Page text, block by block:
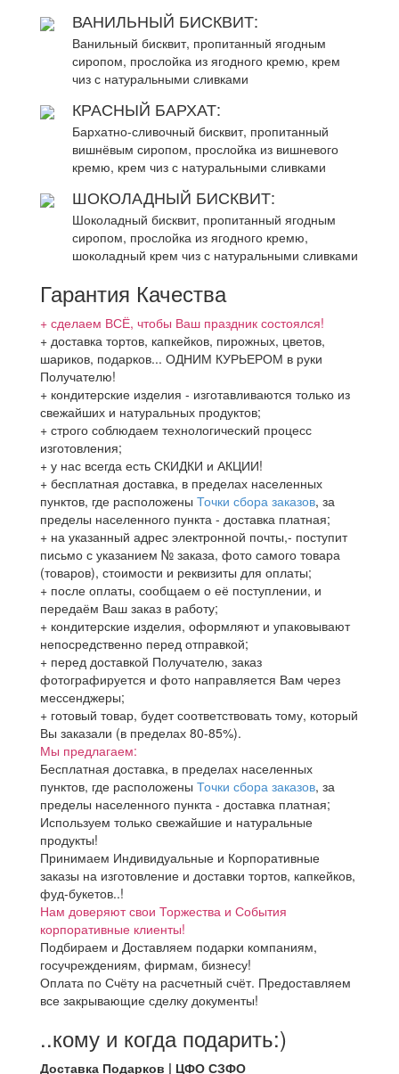
ВАНИЛЬНЫЙ БИСКВИТ:
Ванильный бисквит, пропитанный ягодным
сиропом, прослойка из ягодного кремю, крем
чиз с натуральными сливками
КРАСНЫЙ БАРХАТ:
Бархатно-сливочный бисквит, пропитанный
вишнёвым сиропом, прослойка из вишневого
кремю, крем чиз с натуральными сливками
ШОКОЛАДНЫЙ БИСКВИТ:
Шоколадный бисквит, пропитанный ягодным
сиропом, прослойка из ягодного кремю,
шоколадный крем чиз с натуральными сливками
Гарантия Качества
+ сделаем ВСЁ, чтобы Ваш праздник состоялся!
+ доставка тортов, капкейков, пирожных, цветов,
шариков, подарков... ОДНИМ КУРЬЕРОМ в руки
Получателю!
+ кондитерские изделия - изготавливаются только из
свежайших и натуральных продуктов;
+ строго соблюдаем технологический процесс
изготовления;
+ у нас всегда есть СКИДКИ и АКЦИИ!
+ бесплатная доставка, в пределах населенных
пунктов, где расположены Точки сбора заказов, за
пределы населенного пункта - доставка платная;
+ на указанный адрес электронной почты,- поступит
письмо с указанием № заказа, фото самого товара
(товаров), стоимости и реквизиты для оплаты;
+ после оплаты, сообщаем о её поступлении, и
передаём Ваш заказ в работу;
+ кондитерские изделия, оформляют и упаковывают
непосредственно перед отправкой;
+ перед доставкой Получателю, заказ
фотографируется и фото направляется Вам через
мессенджеры;
+ готовый товар, будет соответствовать тому, который
Вы заказали (в пределах 80-85%).
Мы предлагаем:
Бесплатная доставка, в пределах населенных
пунктов, где расположены Точки сбора заказов, за
пределы населенного пункта - доставка платная;
Используем только свежайшие и натуральные
продукты!
Принимаем Индивидуальные и Корпоративные
заказы на изготовление и доставки тортов, капкейков,
фуд-букетов..!
Нам доверяют свои Торжества и События
корпоративные клиенты!
Подбираем и Доставляем подарки компаниям,
госучреждениям, фирмам, бизнесу!
Оплата по Счёту на расчетный счёт. Предоставляем
все закрывающие сделку документы!
..кому и когда подарить:)
Доставка Подарков | ЦФО СЗФО